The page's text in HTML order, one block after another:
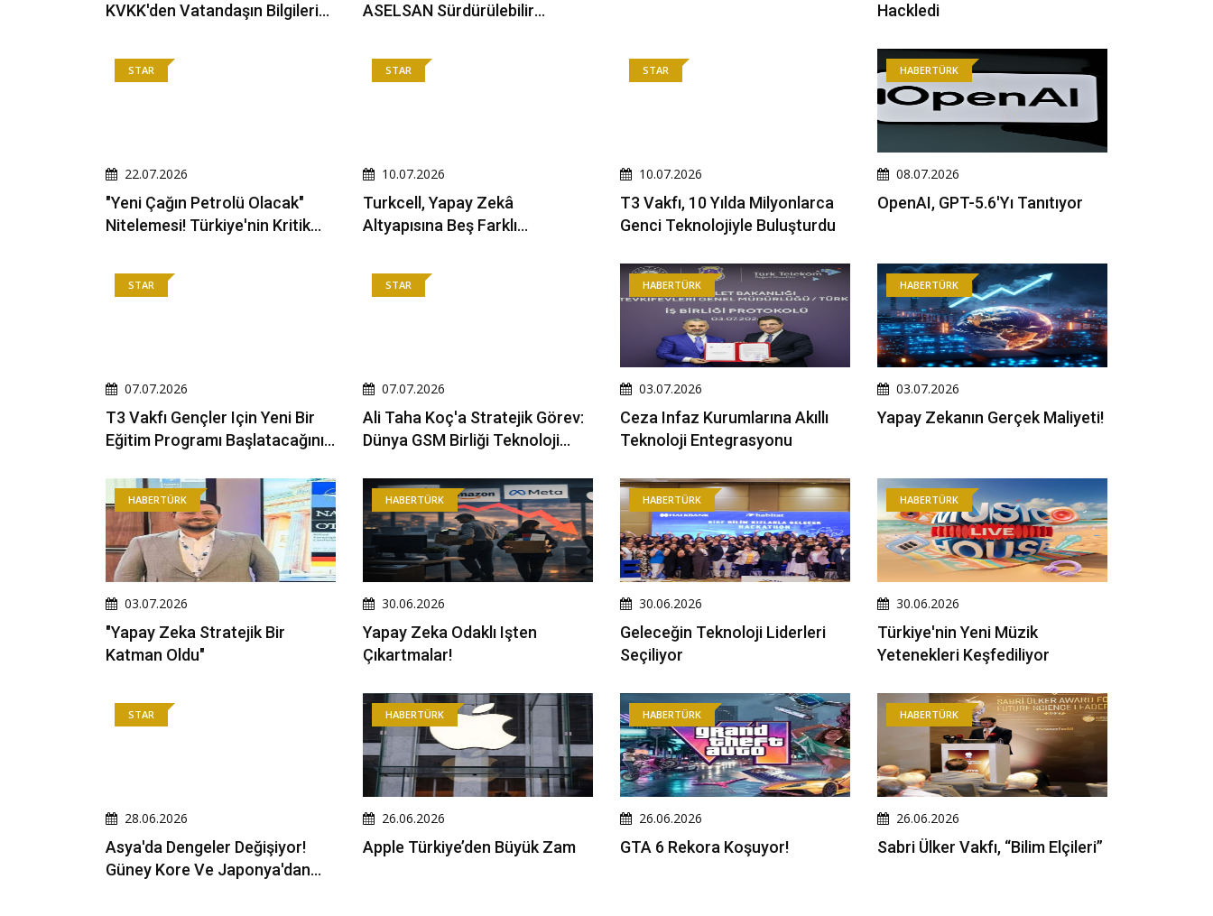
KVKK'den Vatandaşın Bilgilerini
ASELSAN Sürdürülebilir
Hackledi
STAR
22.07.2026
"Yeni Çağın Petrolü Olacak"
Nitelemesi! Türkiye'nin Kritik
STAR
10.07.2026
Turkcell, Yapay Zekâ
Altyapısına Beş Farklı
STAR
10.07.2026
T3 Vakfı, 10 Yılda Milyonlarca
Genci Teknolojiyle Buluşturdu
HABERTÜRK
08.07.2026
OpenAI, GPT-5.6'yı Tanıtıyor
STAR
07.07.2026
T3 Vakfı Gençler Için Yeni Bir
Eğitim Programı Başlatacağını
STAR
07.07.2026
Ali Taha Koç'a Stratejik Görev:
Dünya GSM Birliği Teknoloji
HABERTÜRK
03.07.2026
Ceza Infaz Kurumlarına Akıllı
Teknoloji Entegrasyonu
HABERTÜRK
03.07.2026
Yapay Zekanın Gerçek Maliyeti!
HABERTÜRK
03.07.2026
"Yapay Zeka Stratejik Bir
Katman Oldu"
HABERTÜRK
30.06.2026
Yapay Zeka Odaklı Işten
Çıkartmalar!
HABERTÜRK
30.06.2026
Geleceğin Teknoloji Liderleri
Seçiliyor
HABERTÜRK
30.06.2026
Türkiye'nin Yeni Müzik
Yetenekleri Keşfediliyor
STAR
28.06.2026
Asya'da Dengeler Değişiyor!
Güney Kore Ve Japonya'dan
HABERTÜRK
26.06.2026
Apple Türkiye’den Büyük Zam
HABERTÜRK
26.06.2026
GTA 6 Rekora Koşuyor!
HABERTÜRK
26.06.2026
Sabri Ülker Vakfı, “Bilim Elçileri”